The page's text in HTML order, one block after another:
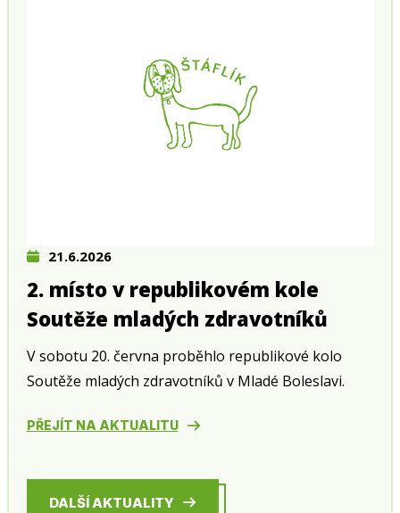
21.6.2026
2. místo v republikovém kole
Soutěže mladých zdravotníků
V sobotu 20. června proběhlo republikové kolo
Soutěže mladých zdravotníků v Mladé Boleslavi.
PŘEJÍT NA AKTUALITU
DALŠÍ AKTUALITY